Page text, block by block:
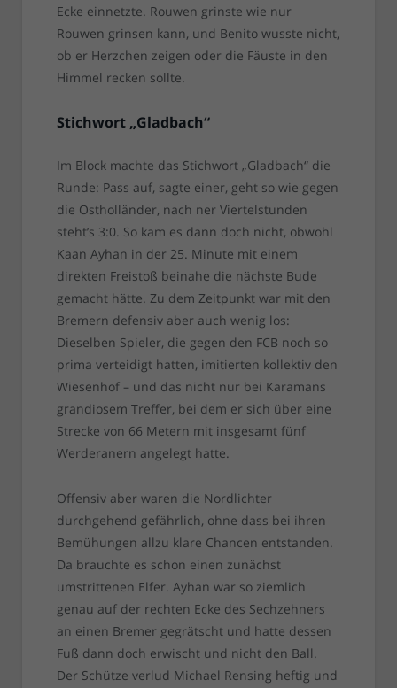
Ecke einnetzte. Rouwen grinste wie nur
Rouwen grinsen kann, und Benito wusste nicht,
ob er Herzchen zeigen oder die Fäuste in den
Himmel recken sollte.
Stichwort „Gladbach“
Im Block machte das Stichwort „Gladbach“ die
Runde: Pass auf, sagte einer, geht so wie gegen
die Ostholländer, nach ner Viertelstunden
steht’s 3:0. So kam es dann doch nicht, obwohl
Kaan Ayhan in der 25. Minute mit einem
direkten Freistoß beinahe die nächste Bude
gemacht hätte. Zu dem Zeitpunkt war mit den
Bremern defensiv aber auch wenig los:
Dieselben Spieler, die gegen den FCB noch so
prima verteidigt hatten, imitierten kollektiv den
Wiesenhof – und das nicht nur bei Karamans
grandiosem Treffer, bei dem er sich über eine
Strecke von 66 Metern mit insgesamt fünf
Werderanern angelegt hatte.
Offensiv aber waren die Nordlichter
durchgehend gefährlich, ohne dass bei ihren
Bemühungen allzu klare Chancen entstanden.
Da brauchte es schon einen zunächst
umstrittenen Elfer. Ayhan war so ziemlich
genau auf der rechten Ecke des Sechzehners
an einen Bremer gegrätscht und hatte dessen
Fuß dann doch erwischt und nicht den Ball.
Der Schütze verlud Michael Rensing heftig und